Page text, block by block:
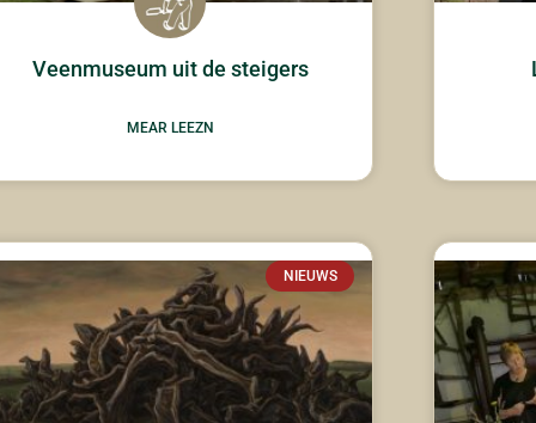
Veenmuseum uit de steigers
MEAR LEEZN
NIEUWS